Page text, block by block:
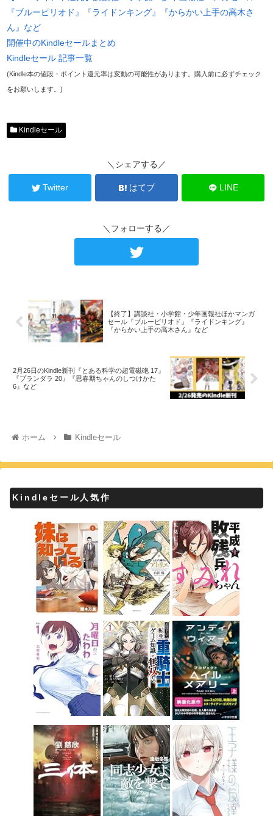
『ブルーピリオド』『ライドンキング』『からかい上手の高木さ
ん』など
開催中のKindleセールまとめ
Kindleセール 記事一覧
(Kindle本の値段・ポイント還元率は変動の可能性があります。購入前に必ずチェック
をお願いします。)
Kindleセール
＼シェアする／
Twitter はてブ LINE
＼フォローする／
【終了】講談社・小学館・少年画報社ほかマンガ
セール『ブルーピリオド』『ライドンキング』
『からかい上手の高木さん』など
2月26日のKindle新刊『とある科学の超電磁砲 17』
『プランダラ 20』『思春期ちゃんのしつけかた
6』など
ホーム Kindleセール
Kindleセール人気作